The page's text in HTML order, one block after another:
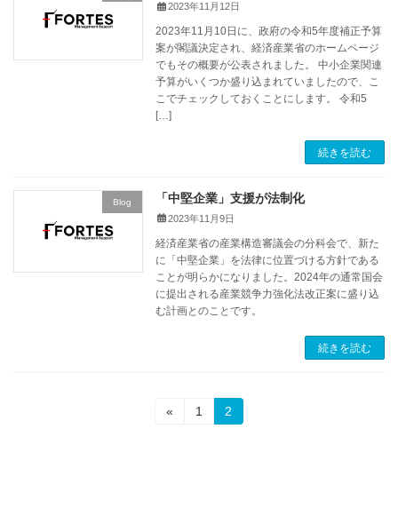
2023年11月12日
2023年11月10日に、政府の令和5年度補正予算
案が閣議決定され、経済産業省のホームページ
でもその概要が公表されました。 中小企業関連
予算がいくつか盛り込まれていましたので、こ
こでチェックしておくことにします。 令和5
[…]
続きを読む
Blog 「中堅企業」支援が法制化
2023年11月9日
経済産業省の産業構造審議会の分科会で、新た
に「中堅企業」を法律に位置づける方針である
ことが明らかになりました。2024年の通常国会
に提出される産業競争力強化法改正案に盛り込
む計画とのことです。
続きを読む
«
固1
固
定
2